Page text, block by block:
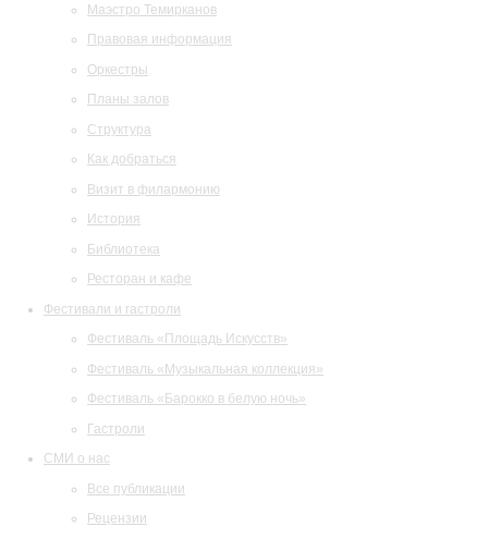
Маэстро Темирканов
Правовая информация
Оркестры
Планы залов
Структура
Как добраться
Визит в филармонию
История
Библиотека
Ресторан и кафе
Фестивали и гастроли
Фестиваль «Площадь Искусств»
Фестиваль «Музыкальная коллекция»
Фестиваль «Барокко в белую ночь»
Гастроли
СМИ о нас
Все публикации
Рецензии